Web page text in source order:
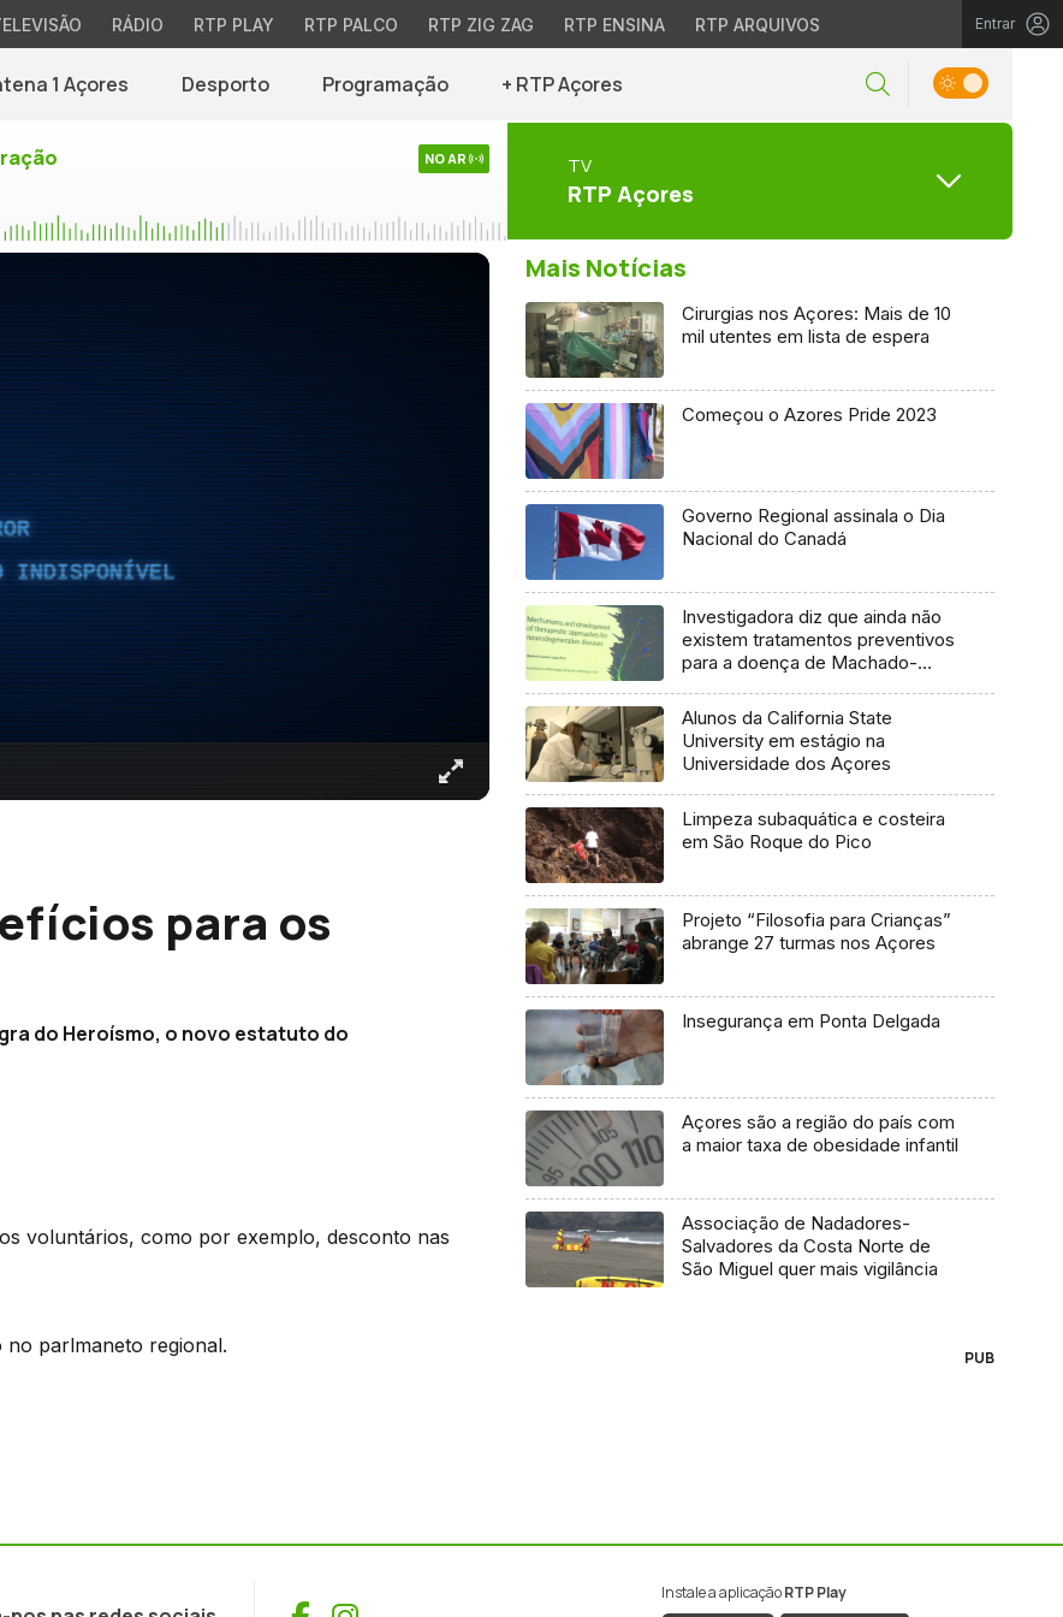
RÁDIO RTP PLAY RTP PALCO RTP ZIG ZAG RTP ENSINA RTP ARQUIVOS Entrar
1 Açores Desporto Programação + RTP Açores
NO AR TV
RTP Açores
INDISPONÍVEL
para os
do Heroísmo, o novo estatuto do
voluntários, como por exemplo, desconto nas
parlmaneto regional.
Mais Notícias
Cirurgias nos Açores: Mais de 10
mil utentes em lista de espera
Começou o Azores Pride 2023
Governo Regional assinala o Dia
Nacional do Canadá
Investigadora diz que ainda não
existem tratamentos preventivos
para a doença de Machado-
Alunos da California State
University em estágio na
Universidade dos Açores
Limpeza subaquática e costeira
em São Roque do Pico
Projeto “Filosofia para Crianças”
abrange 27 turmas nos Açores
Insegurança em Ponta Delgada
Açores são a região do país com
a maior taxa de obesidade infantil
Associação de Nadadores-
Salvadores da Costa Norte de
São Miguel quer mais vigilância
PUB
Instale a aplicaçãoRTP Play